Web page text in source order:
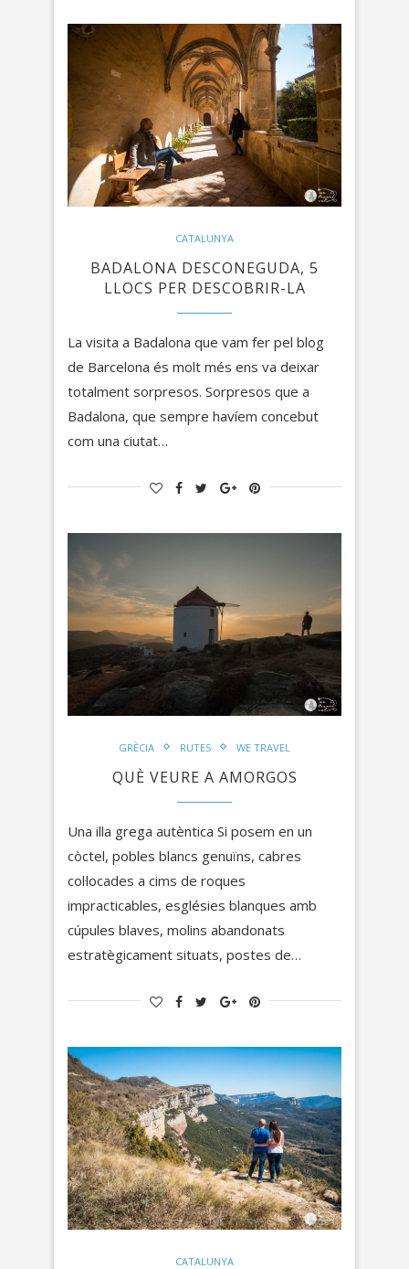
CATALUNYA
BADALONA DESCONEGUDA, 5
LLOCS PER DESCOBRIR-LA
La visita a Badalona que vam fer pel blog
de Barcelona és molt més ens va deixar
totalment sorpresos. Sorpresos que a
Badalona, que sempre havíem concebut
com una ciutat…
GRÈCIA RUTES WE TRAVEL
QUÈ VEURE A AMORGOS
Una illa grega autèntica Si posem en un
còctel, pobles blancs genuïns, cabres
col·locades a cims de roques
impracticables, esglésies blanques amb
cúpules blaves, molins abandonats
estratègicament situats, postes de…
CATALUNYA